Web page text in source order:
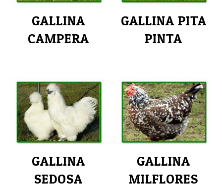
GALLINA
CAMPERA
GALLINA PITA
PINTA
GALLINA
SEDOSA
GALLINA
MILFLORES